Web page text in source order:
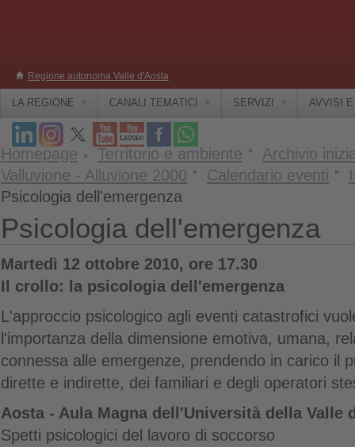
Regione autonoma Valle d'Aosta
LA REGIONE CANALI TEMATICI SERVIZI AVVISI
Homepage Territorio e ambiente
Archivio
Valluvione - Alluvione 2000
Calendario eventi
Psicologia dell'emergenza
Psicologia dell'emergenza
Martedì 12 ottobre 2010, ore 17.30
Il crollo: la psicologia dell'emergenza
L'approccio psicologico agli eventi catastrofici
l'importanza della dimensione emotiva, umana,
connessa alle emergenze, prendendo in carico il
dirette e indirette, dei familiari e degli operatori
Aosta - Aula Magna dell'Università della Valle
Spetti psicologici del lavoro di soccorso